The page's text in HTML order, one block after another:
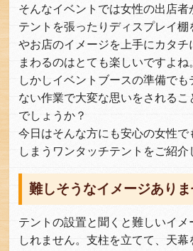
そんなイベントでは女性の出店者
テントを張ったりディスプレイ棚
やお店のイメージを上手にカタチ
まわるのはとても楽しいですよね
しかしイベントブースの準備で
ない作業で大変な思いをされるこ
でしょうか？
今日はそんな方にも安心の女性で
しまうワンタッチテントをご紹介
難しそうなイメージありま
テントの設置と聞くと難しいイメ
しれません。支柱を立てて、天